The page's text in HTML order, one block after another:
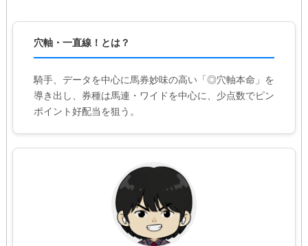
穴軸・一直線！とは？
騎手、データを中心に馬券妙味の高い「◎穴軸本命」を
導き出し、券種は馬連・ワイドを中心に、少点数でピン
ポイント好配当を狙う。